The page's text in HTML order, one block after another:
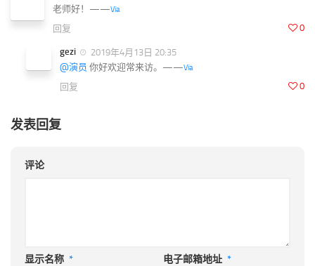
老师好！——Via
0
回复
gezi
2019年4月13日 20:35
@演员 你好欢迎常来访。——Via
0
回复
发表回复
评论
显示名称 * 电子邮箱地址 *